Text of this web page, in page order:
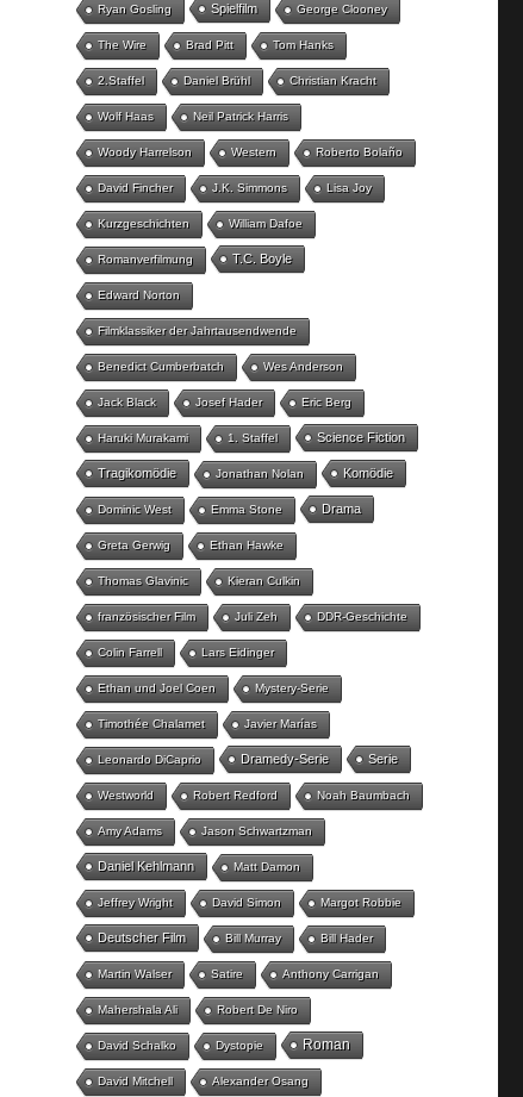
Ryan Gosling Spielfilm George Clooney
The Wire Brad Pitt Tom Hanks
2.Staffel Daniel Brühl Christian Kracht
Wolf Haas Neil Patrick Harris
Woody Harrelson Western Roberto Bolaño
David Fincher J.K. Simmons Lisa Joy
Kurzgeschichten William Dafoe
Romanverfilmung T.C. Boyle
Edward Norton
Filmklassiker der Jahrtausendwende
Benedict Cumberbatch Wes Anderson
Jack Black Josef Hader Eric Berg
Haruki Murakami 1. Staffel Science Fiction
Tragikomödie Jonathan Nolan Komödie
Dominic West Emma Stone Drama
Greta Gerwig Ethan Hawke
Thomas Glavinic Kieran Culkin
französischer Film Juli Zeh DDR-Geschichte
Colin Farrell Lars Eidinger
Ethan und Joel Coen Mystery-Serie
Timothée Chalamet Javier Marías
Leonardo DiCaprio Dramedy-Serie Serie
Westworld Robert Redford Noah Baumbach
Amy Adams Jason Schwartzman
Daniel Kehlmann Matt Damon
Jeffrey Wright David Simon Margot Robbie
Deutscher Film Bill Murray Bill Hader
Martin Walser Satire Anthony Carrigan
Mahershala Ali Robert De Niro
David Schalko Dystopie Roman
David Mitchell Alexander Osang